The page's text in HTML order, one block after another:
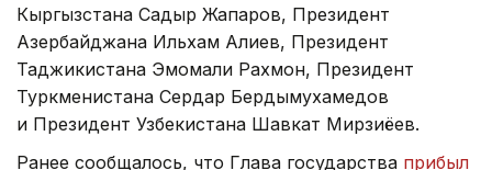
Кыргызстана Садыр Жапаров, Президент
Азербайджана Ильхам Алиев, Президент
Таджикистана Эмомали Рахмон, Президент
Туркменистана Сердар Бердымухамедов
и Президент Узбекистана Шавкат Мирзиёев.
Ранее сообщалось, что Глава государства прибыл